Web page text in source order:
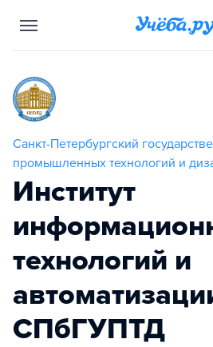
Санкт-Петербургский
промышленных технологий и
Институт
технологий и
СПбГУПТД